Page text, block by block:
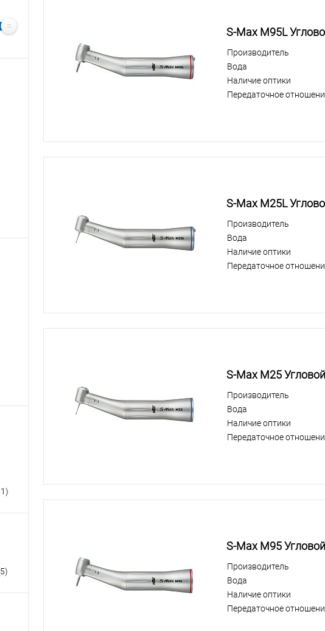
S-Max M95L
Производитель
Вода
Наличие оптики
Передаточное
S-Max M25L
Производитель
Вода
Наличие оптики
Передаточное
S-Max M25
Производитель
Вода
Наличие оптики
Передаточное
S-Max M95
Производитель
Вода
Наличие оптики
Передаточное